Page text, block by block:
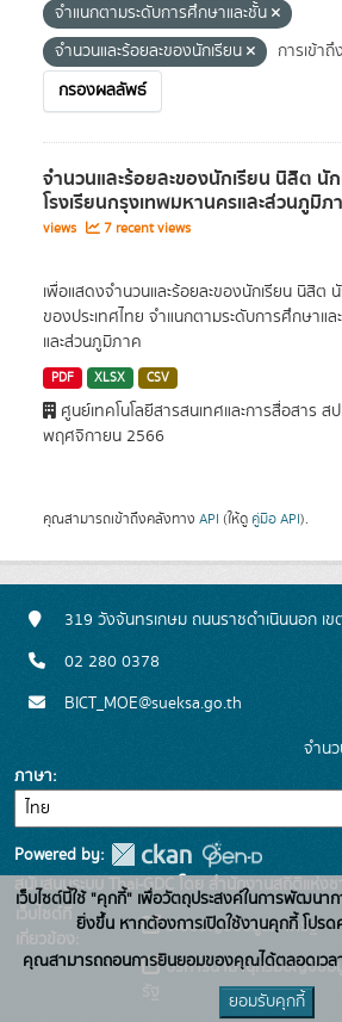
จำแนกตามระดับการศึกษาและชั้น
จำนวนและร้อยละของนักเรียน
การเข้าถึ
กรองผลลัพธ์
จำนวนและร้อยละของนักเรียน นิสิต นั
โรงเรียนกรุงเทพมหานครและส่วนภูมิภ
views
7 recent views
เพื่อแสดงจำนวนและร้อยละของนักเรียน นิสิต
ของประเทศไทย จำแนกตามระดับการศึกษาแ
และส่วนภูมิภาค
PDF XLSX CSV
ศูนย์เทคโนโลยีสารสนเทศและการสื่อสาร ส
พฤศจิกายน 2566
คุณสามารถเข้าถึงคลังทาง API (ให้ดู คู่มือ API).
319 วังจันทรเกษม ถนนราชดำเนินนอก เ
02 280 0378
BICT_MOE@sueksa.go.th
จำน
ภาษา
Powered by:
สนับสนุนระบบ Thai-GDC โดย สำนักงานสถิติแห่ง
เว็บไซต์ที่
เกี่ยวข้อง:
ระบบบัญชีข้อมูลภาครัฐ
บริการนามานุกรมบัญชีข้อ
เว็บไซต์นี้ใช้ "คุกกี้" เพื่อวัตถุประสงค์ในการพัฒนา
ยิ่งขึ้น หากต้องการเปิดใช้งานคุกกี้ โปร
คุณสามารถถอนการยินยอมของคุณได้ตลอดเวล
ยอมรับคุกกี้